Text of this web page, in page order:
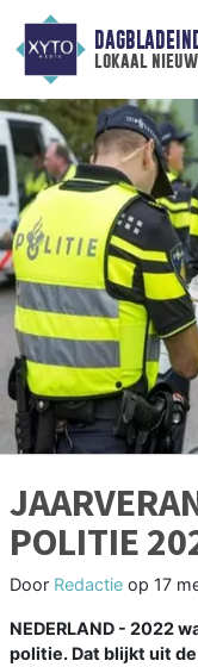
lokaal
POLITIE
Door Redactie op 17
NEDERLAND - 2022
politie. Dat blijkt uit de